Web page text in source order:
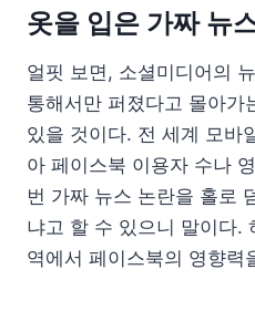
옷을 입은 가짜 뉴
얼핏 보면, 소셜미디어의
통해서만 퍼졌다고 몰아가
있을 것이다. 전 세계 모바
아 페이스북 이용자 수나
번 가짜 뉴스 논란을 홀로
냐고 할 수 있으니 말이다.
역에서 페이스북의 영향력